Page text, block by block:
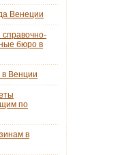
Венеции
справочно-
бюро в
Венции
по
в